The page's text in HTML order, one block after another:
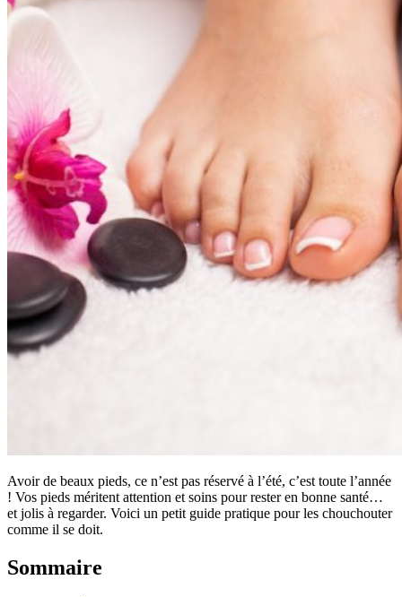
Avoir de beaux pieds, ce n’est pas réservé à l’été, c’est toute l’année
! Vos pieds méritent attention et soins pour rester en bonne santé…
et jolis à regarder. Voici un petit guide pratique pour les chouchouter
comme il se doit.
Sommaire